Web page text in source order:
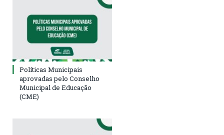
Políticas Municipais
aprovadas pelo Conselho
Municipal de Educação
(CME)